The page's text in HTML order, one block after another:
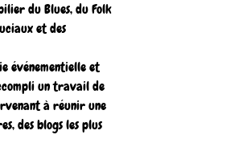
du Blues, du Folk
et des
événementielle et
un travail de
à réunir une
des blogs les plus